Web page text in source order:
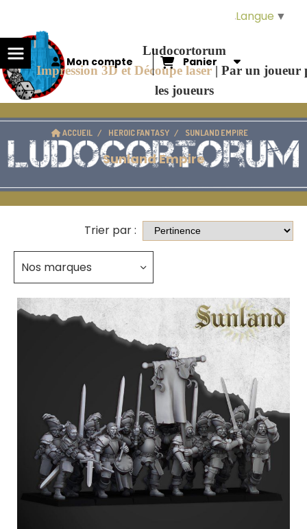
Ludocortorum
Impression 3D et Découpe laser |Par un joueur
les joueurs
Mon compte Panier
ACCUEIL HEROIC FANTASY SUNLAND EMPIRE
Sunland Empire
Trier par :
Nos marques
Langue ▼